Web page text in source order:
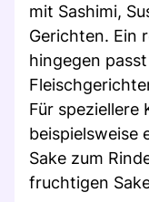
mit Sashimi,
Gerichten. Ein
hingegen
Für speziellere
beispielsweise
Sake zum
fruchtigen